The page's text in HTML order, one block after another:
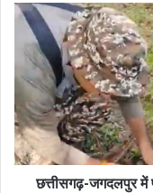
छत्तीसगढ़-जगदलपुर में